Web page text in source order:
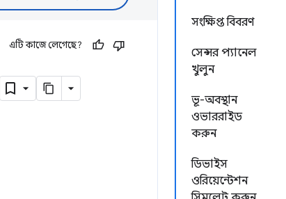
সংক্ষিপ্ত বিবরণ
সেন্সর প্যানেল
খুলুন
ভূ-অবস্থান
ওভাররাইড
করুন
ডিভাইস
ওরিয়েন্টেশন
এটি কাজে লেগেছে?